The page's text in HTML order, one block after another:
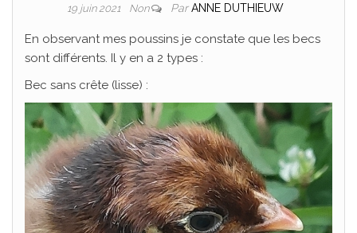
19 juin 2021 Non ParANNE DUTHIEUW
En observant mes poussins je constate que les becs
sont différents. Il y en a 2 types :
Bec sans crête (lisse) :